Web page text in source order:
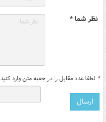
نظر شما *
* لطفا عدد مقابل را در جعبه متن وارد کنید